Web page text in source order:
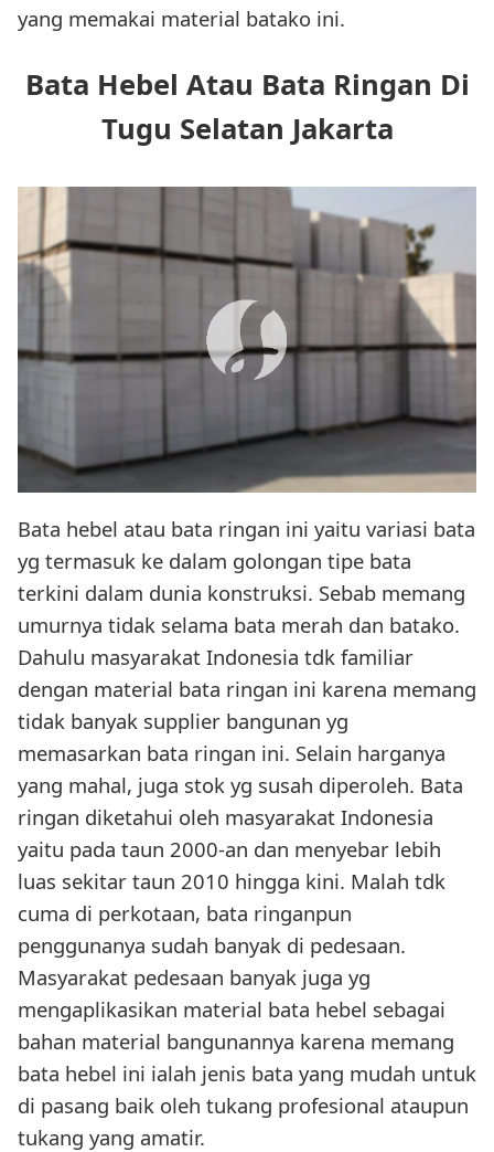
yang memakai material batako ini.
Bata Hebel Atau Bata Ringan Di
Tugu Selatan Jakarta
Bata hebel atau bata ringan ini yaitu variasi bata
yg termasuk ke dalam golongan tipe bata
terkini dalam dunia konstruksi. Sebab memang
umurnya tidak selama bata merah dan batako.
Dahulu masyarakat Indonesia tdk familiar
dengan material bata ringan ini karena memang
tidak banyak supplier bangunan yg
memasarkan bata ringan ini. Selain harganya
yang mahal, juga stok yg susah diperoleh. Bata
ringan diketahui oleh masyarakat Indonesia
yaitu pada taun 2000-an dan menyebar lebih
luas sekitar taun 2010 hingga kini. Malah tdk
cuma di perkotaan, bata ringanpun
penggunanya sudah banyak di pedesaan.
Masyarakat pedesaan banyak juga yg
mengaplikasikan material bata hebel sebagai
bahan material bangunannya karena memang
bata hebel ini ialah jenis bata yang mudah untuk
di pasang baik oleh tukang profesional ataupun
tukang yang amatir.